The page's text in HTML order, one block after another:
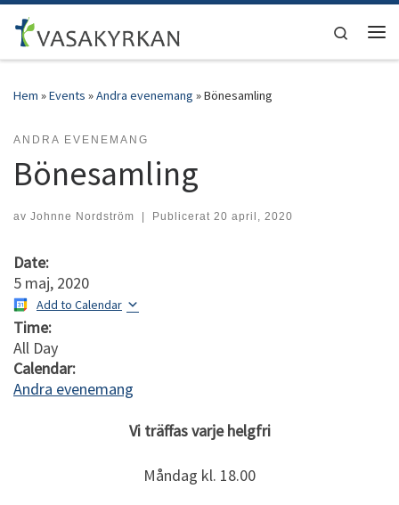
Hoppa till innehåll
Search
Hem »Events »Andra evenemang »Bönesamling
ANDRA EVENEMANG
Bönesamling
av Johnne Nordström | Publicerat 20 april, 2020
Date:
5 maj, 2020
Add to Calendar
Time:
All Day
Calendar:
Andra evenemang
Vi träffas varje helgfri
Måndag kl. 18.00